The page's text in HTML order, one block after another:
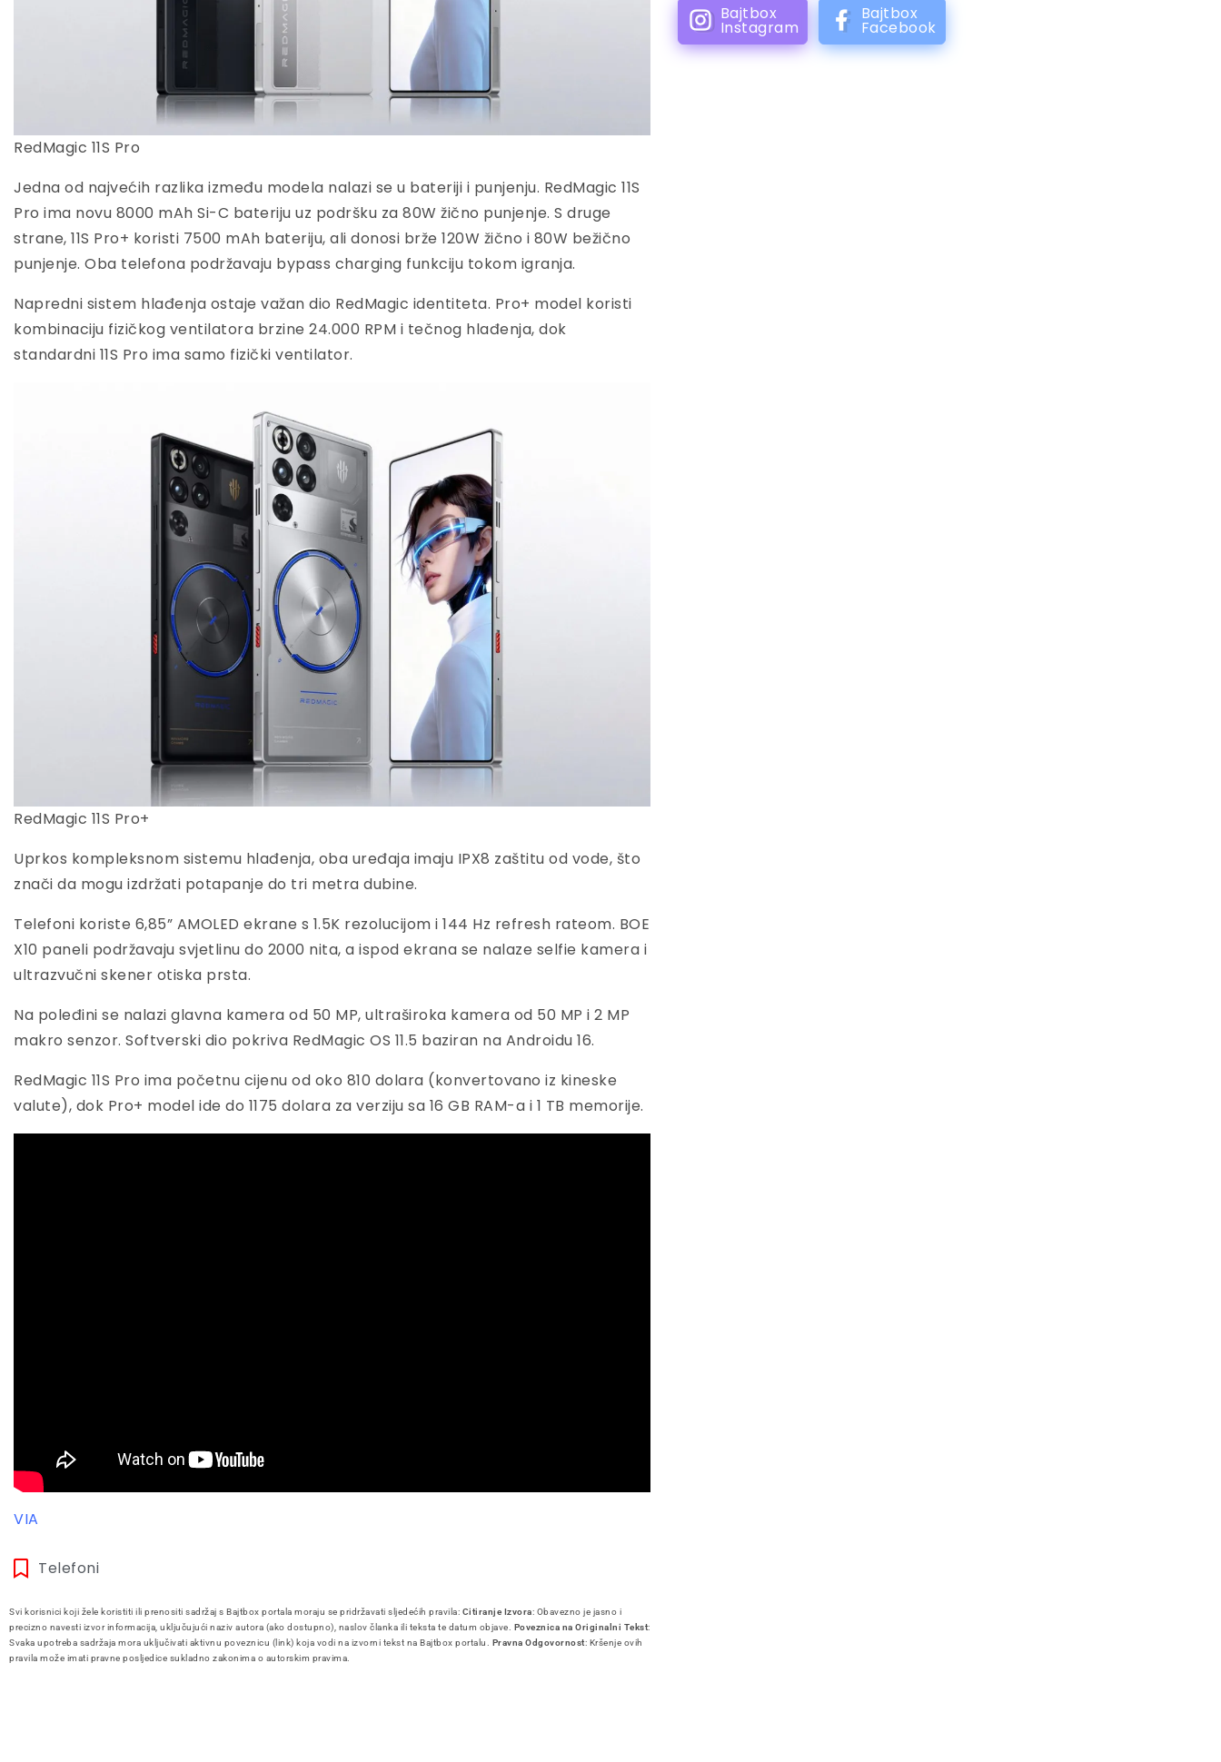
RedMagic 11S Pro
Jedna od najvećih razlika između modela nalazi se u bateriji i punjenju. RedMagic 11S
Pro ima novu 8000 mAh Si-C bateriju uz podršku za 80W žično punjenje. S druge
strane, 11S Pro+ koristi 7500 mAh bateriju, ali donosi brže 120W žično i 80W bežično
punjenje. Oba telefona podržavaju bypass charging funkciju tokom igranja.
Napredni sistem hlađenja ostaje važan dio RedMagic identiteta. Pro+ model koristi
kombinaciju fizičkog ventilatora brzine 24.000 RPM i tečnog hlađenja, dok
standardni 11S Pro ima samo fizički ventilator.
RedMagic 11S Pro+
Uprkos kompleksnom sistemu hlađenja, oba uređaja imaju IPX8 zaštitu od vode, što
znači da mogu izdržati potapanje do tri metra dubine.
Telefoni koriste 6,85” AMOLED ekrane s 1.5K rezolucijom i 144 Hz refresh rateom. BOE
X10 paneli podržavaju svjetlinu do 2000 nita, a ispod ekrana se nalaze selfie kamera i
ultrazvučni skener otiska prsta.
Na poleđini se nalazi glavna kamera od 50 MP, ultraširoka kamera od 50 MP i 2 MP
makro senzor. Softverski dio pokriva RedMagic OS 11.5 baziran na Androidu 16.
RedMagic 11S Pro ima početnu cijenu od oko 810 dolara (konvertovano iz kineske
valute), dok Pro+ model ide do 1175 dolara za verziju sa 16 GB RAM-a i 1 TB memorije.
VIA
Telefoni
Bajtbox
Instagram
Bajtbox
Facebook
Svi korisnici koji žele koristiti ili prenositi sadržaj s Bajtbox portala moraju se pridržavati sljedećih pravila: Citiranje Izvora: Obavezno je jasno i
precizno navesti izvor informacija, uključujući naziv autora (ako dostupno), naslov članka ili teksta te datum objave. Poveznica na Originalni Tekst:
Svaka upotreba sadržaja mora uključivati aktivnu poveznicu (link) koja vodi na izvorni tekst na Bajtbox portalu. Pravna Odgovornost: Kršenje ovih
pravila može imati pravne posljedice sukladno zakonima o autorskim pravima.